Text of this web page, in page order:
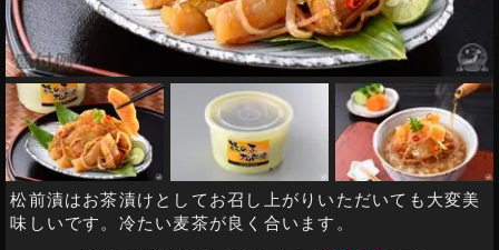
松前漬はお茶漬けとしてお召し上がりいただいても大変美
味しいです。冷たい麦茶が良く合います。